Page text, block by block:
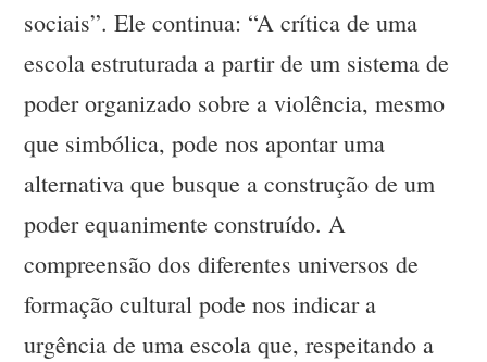
sociais”. Ele continua: “A crítica de uma
escola estruturada a partir de um sistema de
poder organizado sobre a violência, mesmo
que simbólica, pode nos apontar uma
alternativa que busque a construção de um
poder equanimente construído. A
compreensão dos diferentes universos de
formação cultural pode nos indicar a
urgência de uma escola que, respeitando a